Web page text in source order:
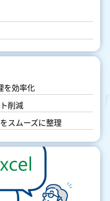
を効率化
削減
スムーズに整理